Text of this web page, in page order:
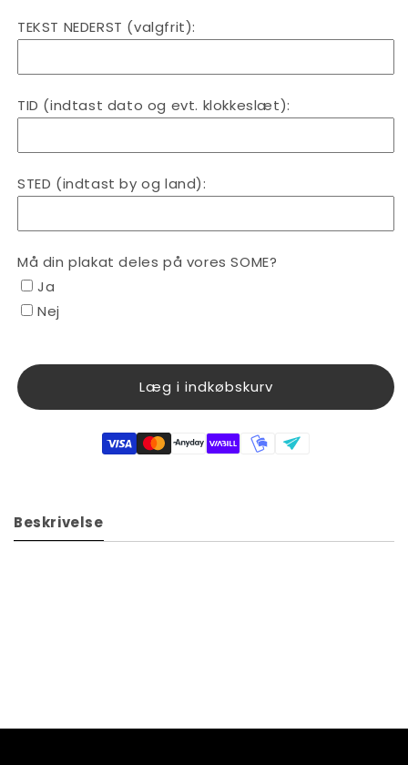
TEKST NEDERST (valgfrit):
TID (indtast dato og evt. klokkeslæt):
STED (indtast by og land):
Må din plakat deles på vores SOME?
Ja
Nej
Læg i indkøbskurv
Beskrivelse